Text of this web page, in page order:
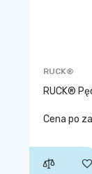
RUCK®
RUCK®
Cena po